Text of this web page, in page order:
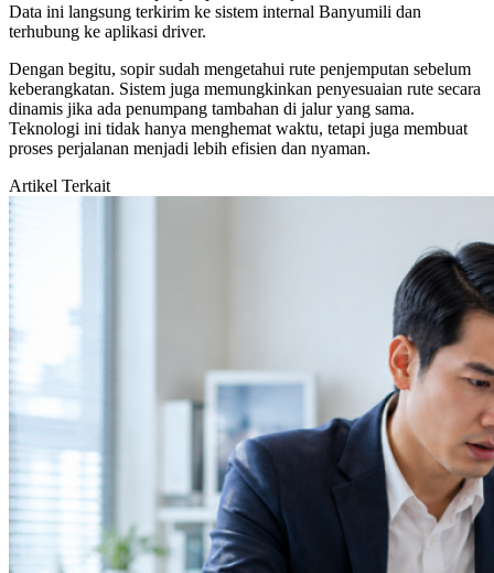
Data ini langsung terkirim ke sistem internal Banyumili dan
terhubung ke aplikasi driver.
Dengan begitu, sopir sudah mengetahui rute penjemputan sebelum
keberangkatan. Sistem juga memungkinkan penyesuaian rute secara
dinamis jika ada penumpang tambahan di jalur yang sama.
Teknologi ini tidak hanya menghemat waktu, tetapi juga membuat
proses perjalanan menjadi lebih efisien dan nyaman.
Artikel Terkait